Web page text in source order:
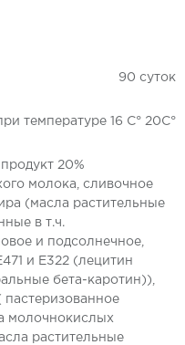
90 суток
температуре 16 С° 20С°
20%
молока, сливочное
(масла растительные
в т.ч.
и подсолнечное,
и Е322 (лецитин
бета-каротин)),
молочнокислых
растительные